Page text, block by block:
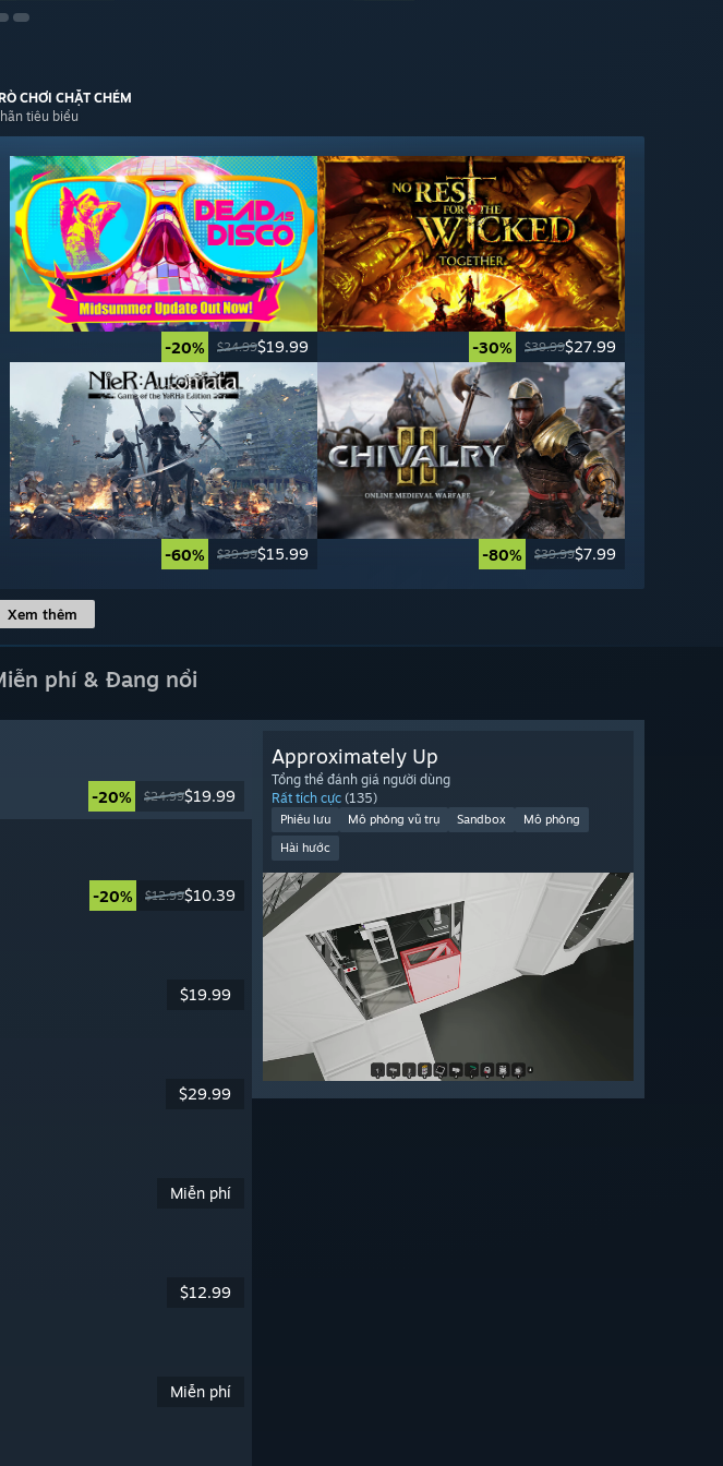
CHƠI CHẶT CHÉM
tiêu biểu
-20% $24.99$19.99 -30% $39.99$27.99
-60% $39.99$15.99 -80% $39.99$7.99
Xem thêm
phí & Đang nổi
-20% $24.99$19.99
-20% $12.99$10.39
$19.99
$29.99
Miễn phí
$12.99
Miễn phí
Approximately Up
Tổng thể đánh giá người dùng
Rất tích cực (135)
Phiêu lưu Mô phỏng vũ trụ Sandbox
Mô phỏng
Hài hước